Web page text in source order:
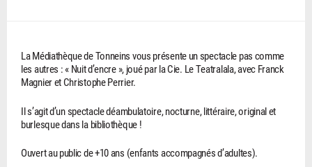
La Médiathèque de Tonneins vous présente un spectacle pas comme
les autres : « Nuit d’encre », joué par la Cie. Le Teatralala, avec Franck
Magnier et Christophe Perrier.
Il s’agit d’un spectacle déambulatoire, nocturne, littéraire, original et
burlesque dans la bibliothèque !
Ouvert au public de +10 ans (enfants accompagnés d’adultes).